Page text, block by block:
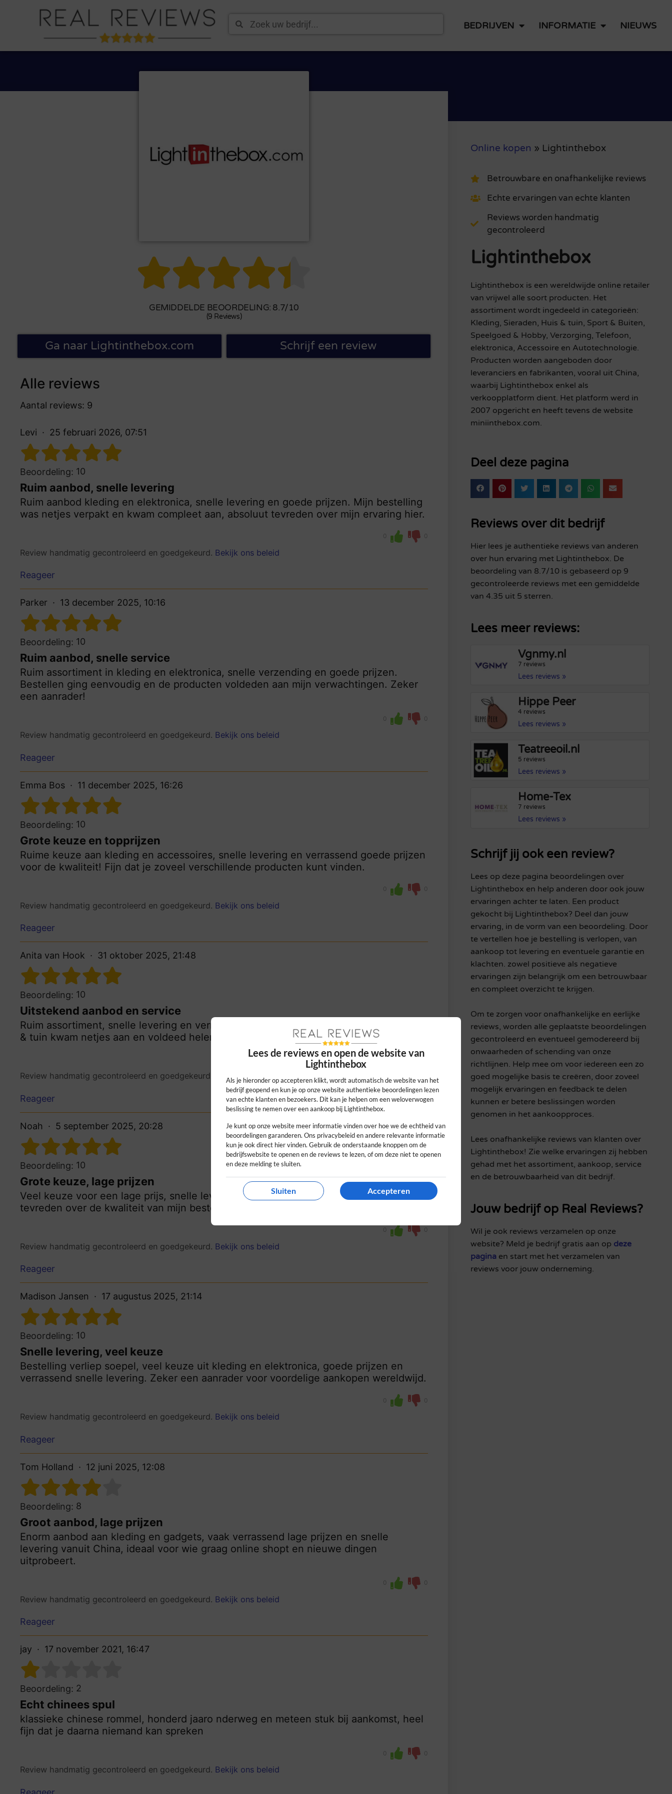
BEDRIJVEN INFORMATIE NIEUWS

GEMIDDELDE BEOORDELING: 8.7/10
(9 Reviews)
Ga naar Lightinthebox.com Schrijf een review
Alle reviews
Aantal reviews: 9
Levi 25 februari 2026, 07:51
Beoordeling: 10
Ruim aanbod, snelle levering
Ruim aanbod kleding en elektronica, snelle levering en goede prijzen. Mijn bestelling
was netjes verpakt en kwam compleet aan, absoluut tevreden over mijn ervaring hier.
0 0
Review handmatig gecontroleerd en goedgekeurd. Bekijk ons beleid
Reageer
Parker 13 december 2025, 10:16
Beoordeling: 10
Ruim aanbod, snelle service
Ruim assortiment in kleding en elektronica, snelle verzending en goede prijzen.
Bestellen ging eenvoudig en de producten voldeden aan mijn verwachtingen. Zeker
een aanrader!
0 0
Review handmatig gecontroleerd en goedgekeurd. Bekijk ons beleid
Reageer
Emma Bos 11 december 2025, 16:26
Beoordeling: 10
Grote keuze en topprijzen
Ruime keuze aan kleding en accessoires, snelle levering en verrassend goede prijzen
voor de kwaliteit! Fijn dat je zoveel verschillende producten kunt vinden.
0 0
Review handmatig gecontroleerd en goedgekeurd. Bekijk ons beleid
Reageer
Anita van Hook 31 oktober 2025, 21:48
Beoordeling: 10
Uitstekend aanbod en service
Ruim assortiment, snelle levering en verrassend lage prijzen. Mijn bestelling voor huis
& tuin kwam netjes aan en voldeed helemaal aan de verwachtingen.
Review handmatig gecontroleerd en goedgekeurd. Bekijk ons beleid
Reageer
Noah 5 september 2025, 20:28
Beoordeling: 10
Grote keuze, lage prijzen
Veel keuze voor een lage prijs, snelle levering en alles duidelijk geregeld. Zeker
tevreden over de kwaliteit van mijn bestelde kleding en accessoires.
0 0
Review handmatig gecontroleerd en goedgekeurd. Bekijk ons beleid
Reageer
Madison Jansen 17 augustus 2025, 21:14
Beoordeling: 10
Snelle levering, veel keuze
Bestelling verliep soepel, veel keuze uit kleding en elektronica, goede prijzen en
verrassend snelle levering. Zeker een aanrader voor voordelige aankopen wereldwijd.
0 0
Review handmatig gecontroleerd en goedgekeurd. Bekijk ons beleid
Reageer
Tom Holland 12 juni 2025, 12:08
Beoordeling: 8
Groot aanbod, lage prijzen
Enorm aanbod aan kleding en gadgets, vaak verrassend lage prijzen en snelle
levering vanuit China, ideaal voor wie graag online shopt en nieuwe dingen
uitprobeert.
0 0
Review handmatig gecontroleerd en goedgekeurd. Bekijk ons beleid
Reageer
jay 17 november 2021, 16:47
Beoordeling: 2
Echt chinees spul
klassieke chinese rommel, honderd jaaro nderweg en meteen stuk bij aankomst, heel
fijn dat je daarna niemand kan spreken
0 0
Review handmatig gecontroleerd en goedgekeurd. Bekijk ons beleid
Online kopen » Lightinthebox
Betrouwbare en onafhankelijke reviews
Echte ervaringen van echte klanten
Reviews worden handmatig
gecontroleerd
Lightinthebox
Lightinthebox is een wereldwijde online retailer
van vrijwel alle soort producten. Het
assortiment wordt ingedeeld in categorieën:
Kleding, Sieraden, Huis & tuin, Sport & Buiten,
Speelgoed & Hobby, Verzorging, Telefoon,
elektronica, Accessoire en Autotechnologie.
Producten worden aangeboden door
leveranciers en fabrikanten, vooral uit China,
waarbij Lightinthebox enkel als
verkoopplatform dient. Het platform werd in
2007 opgericht en heeft tevens de website
miniinthebox.com.
Deel deze pagina
Reviews over dit bedrijf
Hier lees je authentieke reviews van anderen
over hun ervaring met Lightinthebox. De
beoordeling van 8.7/10 is gebaseerd op 9
gecontroleerde reviews met een gemiddelde
van 4.35 uit 5 sterren.
Lees meer reviews:
Vgnmy.nl
7 reviews
Lees reviews »
Hippe Peer
4 reviews
Lees reviews »
Teatreeoil.nl
5 reviews
Lees reviews »
Home-Tex
7 reviews
Lees reviews »
Schrijf jij ook een review?
Lees op deze pagina beoordelingen over
Lightinthebox en help anderen door ook jouw
ervaringen achter te laten. Een product
gekocht bij Lightinthebox? Deel dan jouw
ervaring, in de vorm van een beoordeling. Door
te vertellen hoe je bestelling is verlopen, van
aankoop tot levering en eventuele garantie en
klachten. zowel positieve als negatieve
ervaringen zijn belangrijk om een betrouwbaar
en compleet overzicht te krijgen.
Om te zorgen voor onafhankelijke en eerlijke
reviews, worden alle geplaatste beoordelingen
gecontroleerd en eventueel gemodereerd bij
onwaarheden of schending van onze
richtlijnen. Help mee om voor iedereen een zo
goed mogelijke basis te creëren, door zoveel
mogelijk ervaringen en feedback te delen
kunnen er betere beslissingen worden
genomen in het aankoopproces.
Lees onafhankelijke reviews van klanten over
Lightinthebox! Zie welke ervaringen zij hebben
gehad met het assortiment, aankoop, service
en de betrouwbaarheid van dit bedrijf.
Jouw bedrijf op Real Reviews?
Wil je ook reviews verzamelen op onze
website? Meld je bedrijf gratis aan op deze
paginaen start met het verzamelen van
reviews voor jouw onderneming.
Lees de reviews en open de website van
Lightinthebox
Als je hieronder op accepteren klikt, wordt automatisch de website van het
bedrijf geopend en kun je op onze website authentieke beoordelingen lezen
van echte klanten en bezoekers. Dit kan je helpen om een weloverwogen
beslissing te nemen over een aankoop bij Lightinthebox.
Je kunt op onze website meer informatie vinden over hoe we de echtheid van
beoordelingen garanderen. Ons privacybeleid en andere relevante informatie
kun je ook direct hier vinden. Gebruik de onderstaande knoppen om de
bedrijfswebsite te openen en de reviews te lezen, of om deze niet te openen
en deze melding te sluiten.
Sluiten Accepteren